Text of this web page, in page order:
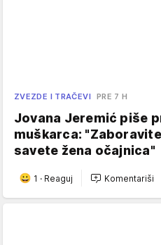
ZVEZDE I TRAČEVI PRE 7 H
Jovana Jeremić piše
muškarca:
savete žena očajnica"
1 · Reaguj Komentariši